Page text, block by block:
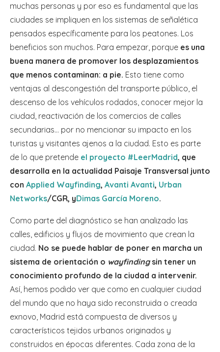
muchas personas y por eso es fundamental que las
ciudades se impliquen en los sistemas de señalética
pensados específicamente para los peatones. Los
beneficios son muchos. Para empezar, porque es una
buena manera de promover los desplazamientos
que menos contaminan: a pie. Esto tiene como
ventajas al descongestión del transporte público, el
descenso de los vehículos rodados, conocer mejor la
ciudad, reactivación de los comercios de calles
secundarias… por no mencionar su impacto en los
turistas y visitantes ajenos a la ciudad. Esto es parte
de lo que pretende el proyecto #LeerMadrid, que
desarrolla en la actualidad Paisaje Transversal junto
con Applied Wayfinding, Avanti Avanti, Urban
Networks/CGR, yDimas García Moreno.
Como parte del diagnóstico se han analizado las
calles, edificios y flujos de movimiento que crean la
ciudad. No se puede hablar de poner en marcha un
sistema de orientación o wayfindingsin tener un
conocimiento profundo de la ciudad a intervenir.
Así, hemos podido ver que como en cualquier ciudad
del mundo que no haya sido reconstruida o creada
exnovo, Madrid está compuesta de diversos y
característicos tejidos urbanos originados y
construidos en épocas diferentes. Cada zona de la